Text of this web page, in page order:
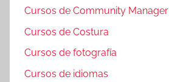
Cursos de Community Manager
Cursos de Costura
Cursos de fotografía
Cursos de idiomas